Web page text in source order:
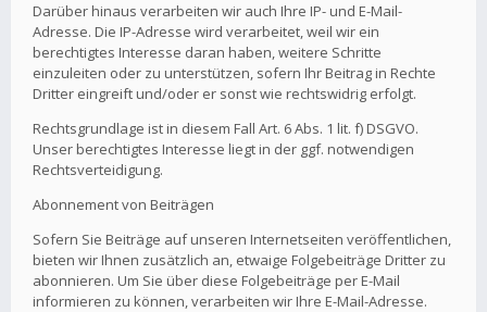
Darüber hinaus verarbeiten wir auch Ihre IP- und E-Mail-
Adresse. Die IP-Adresse wird verarbeitet, weil wir ein
berechtigtes Interesse daran haben, weitere Schritte
einzuleiten oder zu unterstützen, sofern Ihr Beitrag in Rechte
Dritter eingreift und/oder er sonst wie rechtswidrig erfolgt.
Rechtsgrundlage ist in diesem Fall Art. 6 Abs. 1 lit. f) DSGVO.
Unser berechtigtes Interesse liegt in der ggf. notwendigen
Rechtsverteidigung.
Abonnement von Beiträgen
Sofern Sie Beiträge auf unseren Internetseiten veröffentlichen,
bieten wir Ihnen zusätzlich an, etwaige Folgebeiträge Dritter zu
abonnieren. Um Sie über diese Folgebeiträge per E-Mail
informieren zu können, verarbeiten wir Ihre E-Mail-Adresse.